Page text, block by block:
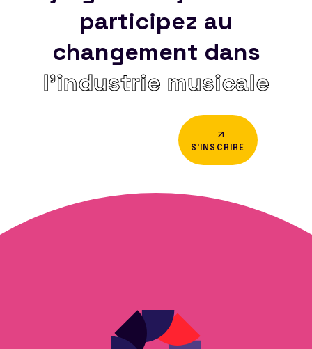
participez au
changement dans
l’industrie musicale
S'INSCRIRE